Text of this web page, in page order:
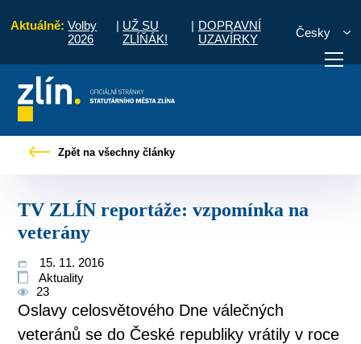
Aktuálně: Volby
2026
| UŽ SU
ZLÍŇÁK!
| DOPRAVNÍ
UZAVÍRKY
Česky
vyřídit Potřebuji zaplatit
Zpět na všechny články
TV ZLÍN reportáže: vzpomínka na
veterány
15. 11. 2016
Aktuality
23
Oslavy celosvětového Dne válečných
veteránů se do České republiky vrátily v roce